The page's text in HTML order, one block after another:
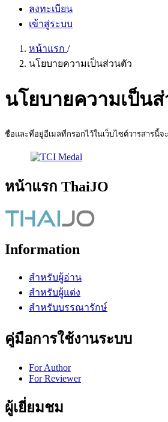
ลงทะเบียน
เข้าสู่ระบบ
หน้าแรก /
นโยบายความเป็นส่วนตัว
นโยบายความเป็น
ชื่อและที่อยู่อีเมลที่กรอกไว้ในเว็บไซต์วารสารนี้
หน้าแรก ThaiJO
Information
สำหรับผู้อ่าน
สำหรับผู้แต่ง
สำหรับบรรณารักษ์
คู่มือการใช้งานระบบ
For Author
For Reviewer
ผู้เยี่ยมชม